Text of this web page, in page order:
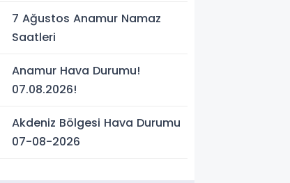
7 Ağustos Anamur Namaz
Saatleri
Anamur Hava Durumu!
07.08.2026!
Akdeniz Bölgesi Hava Durumu
07-08-2026